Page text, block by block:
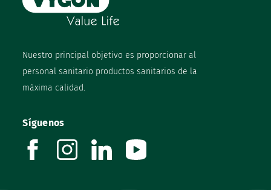
Nuestro principal objetivo es proporcionar al
personal sanitario productos sanitarios de la
máxima calidad.
Síguenos
facebookinstagramlinkedin